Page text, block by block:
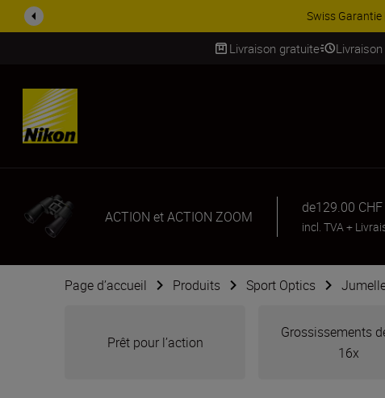
ACCESSOIRES EN
Livraison gratuite
SKIP
ACTION et ACTION ZOOM
de129.00 CHF
incl. TVA+
Page d’accueil Produits Sport Optics
Prêt pour l’action
Grossissements
16x